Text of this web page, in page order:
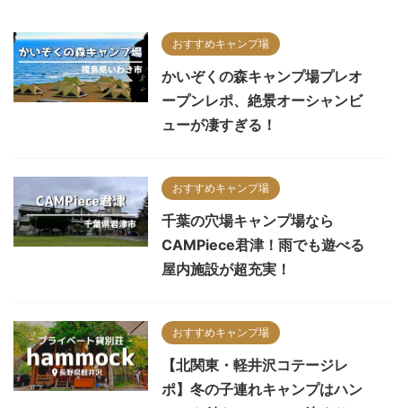
おすすめキャンプ場
かいぞくの森キャンプ場プレオ
ープンレポ、絶景オーシャンビ
ューが凄すぎる！
おすすめキャンプ場
千葉の穴場キャンプ場なら
CAMPiece君津！雨でも遊べる
屋内施設が超充実！
おすすめキャンプ場
【北関東・軽井沢コテージレ
ポ】冬の子連れキャンプはハン